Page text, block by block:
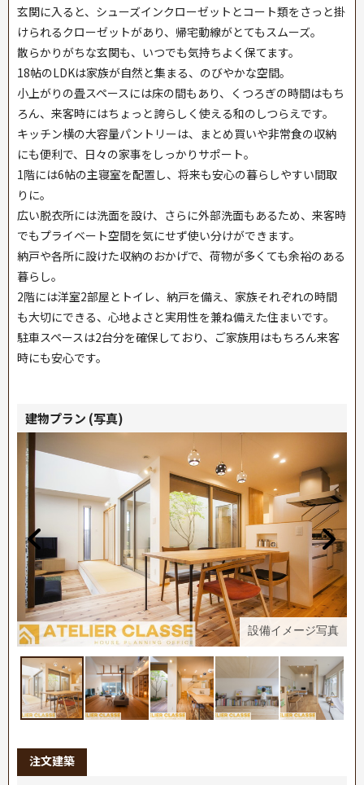
玄関に入ると、シューズインクローゼットとコート類をさっと掛
けられるクローゼットがあり、帰宅動線がとてもスムーズ。
散らかりがちな玄関も、いつでも気持ちよく保てます。
18帖のLDKは家族が自然と集まる、のびやかな空間。
小上がりの畳スペースには床の間もあり、くつろぎの時間はもち
ろん、来客時にはちょっと誇らしく使える和のしつらえです。
キッチン横の大容量パントリーは、まとめ買いや非常食の収納
にも便利で、日々の家事をしっかりサポート。
1階には6帖の主寝室を配置し、将来も安心の暮らしやすい間取
りに。
広い脱衣所には洗面を設け、さらに外部洗面もあるため、来客時
でもプライベート空間を気にせず使い分けができます。
納戸や各所に設けた収納のおかげで、荷物が多くても余裕のある
暮らし。
2階には洋室2部屋とトイレ、納戸を備え、家族それぞれの時間
も大切にできる、心地よさと実用性を兼ね備えた住まいです。
駐車スペースは2台分を確保しており、ご家族用はもちろん来客
時にも安心です。
建物プラン (写真)
設備イメージ写真
注文建築